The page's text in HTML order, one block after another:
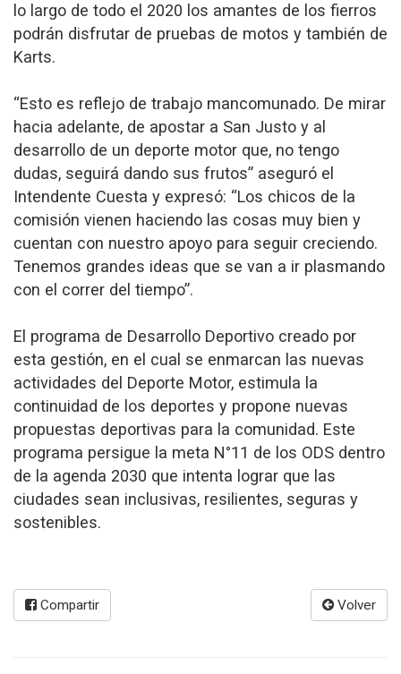
lo largo de todo el 2020 los amantes de los fierros
podrán disfrutar de pruebas de motos y también de
Karts.
“Esto es reflejo de trabajo mancomunado. De mirar
hacia adelante, de apostar a San Justo y al
desarrollo de un deporte motor que, no tengo
dudas, seguirá dando sus frutos” aseguró el
Intendente Cuesta y expresó: “Los chicos de la
comisión vienen haciendo las cosas muy bien y
cuentan con nuestro apoyo para seguir creciendo.
Tenemos grandes ideas que se van a ir plasmando
con el correr del tiempo”.
El programa de Desarrollo Deportivo creado por
esta gestión, en el cual se enmarcan las nuevas
actividades del Deporte Motor, estimula la
continuidad de los deportes y propone nuevas
propuestas deportivas para la comunidad. Este
programa persigue la meta N°11 de los ODS dentro
de la agenda 2030 que intenta lograr que las
ciudades sean inclusivas, resilientes, seguras y
sostenibles.
Compartir Volver